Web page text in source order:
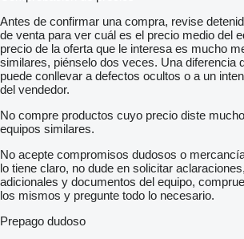
-----------------
FULL OFFER OF OUR COMPANY ON
mostrar contactos
POSSIBILITY TO SEND DETAILED
WHATSAPP, VIBER OR E-MAIL ADDRESS
FOR MORE DETAILED INFORMATION,
US BY PHONE. WE SPEAK THE
Jakub:
Język Polski :
——————
Sławek:
Language : Deutsch
Phone number :mostrar contactos
Kuba :
Antes de confirmar una compra, revise
de venta para ver cuál es el precio medio del
precio de la oferta que le interesa es mucho
similares, piénselo dos veces. Una diferencia
puede conllevar a defectos ocultos o a un
del vendedor.
No compre productos cuyo precio diste
equipos similares.
No acepte compromisos dudosos o
lo tiene claro, no dude en solicitar
adicionales y documentos del equipo,
los mismos y pregunte todo lo necesario.
Prepago dudoso